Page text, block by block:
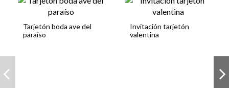
Tarjetón boda ave del
paraíso
Invitación tarjetón
valentina